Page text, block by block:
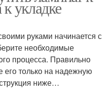
укладке
руками начинается с
необходимые
процесса. Правильно
его только на надежную
ниже…